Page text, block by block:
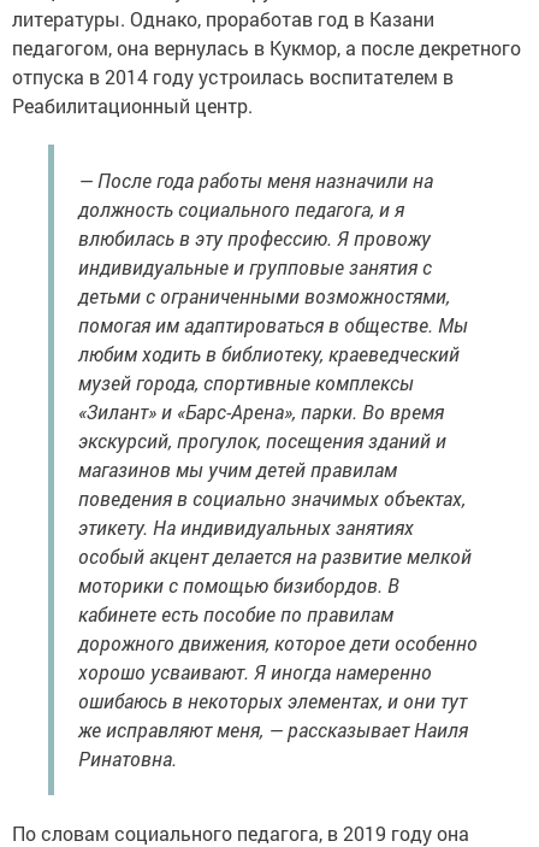
литературы. Однако, проработав год в Казани
педагогом, она вернулась в Кукмор, а после декретного
отпуска в 2014 году устроилась воспитателем в
Реабилитационный центр.
— После года работы меня назначили на
должность социального педагога, и я
влюбилась в эту профессию. Я провожу
индивидуальные и групповые занятия с
детьми с ограниченными возможностями,
помогая им адаптироваться в обществе. Мы
любим ходить в библиотеку, краеведческий
музей города, спортивные комплексы
«Зилант» и «Барс-Арена», парки. Во время
экскурсий, прогулок, посещения зданий и
магазинов мы учим детей правилам
поведения в социально значимых объектах,
этикету. На индивидуальных занятиях
особый акцент делается на развитие мелкой
моторики с помощью бизибордов. В
кабинете есть пособие по правилам
дорожного движения, которое дети особенно
хорошо усваивают. Я иногда намеренно
ошибаюсь в некоторых элементах, и они тут
же исправляют меня, — рассказывает Наиля
Ринатовна.
По словам социального педагога, в 2019 году она